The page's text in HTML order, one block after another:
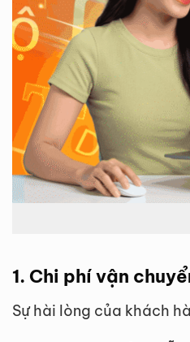
1. Chi phí vận
Sự hài lòng của khách